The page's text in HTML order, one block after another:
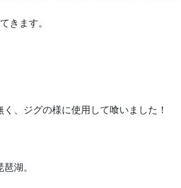
きます。
、ジグの様に使用して喰いました！
湖。